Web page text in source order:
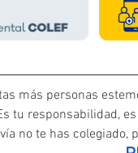
más personas
tu responsabilidad,
no te has colegiado,